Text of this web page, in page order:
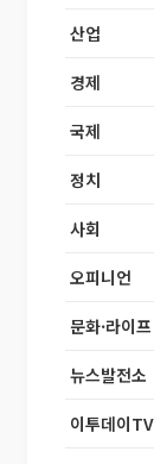
산업
경제
국제
정치
사회
오피니언
문화·라이프
뉴스발전소
이투데이TV